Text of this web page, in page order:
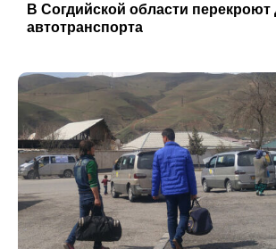
В Согдийской области
автотранспорта